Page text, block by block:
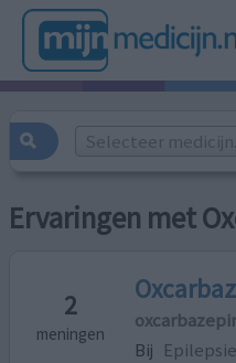
Selecteer medicijn...
Ervaringen met
2
meningen
Bij Epilepsie